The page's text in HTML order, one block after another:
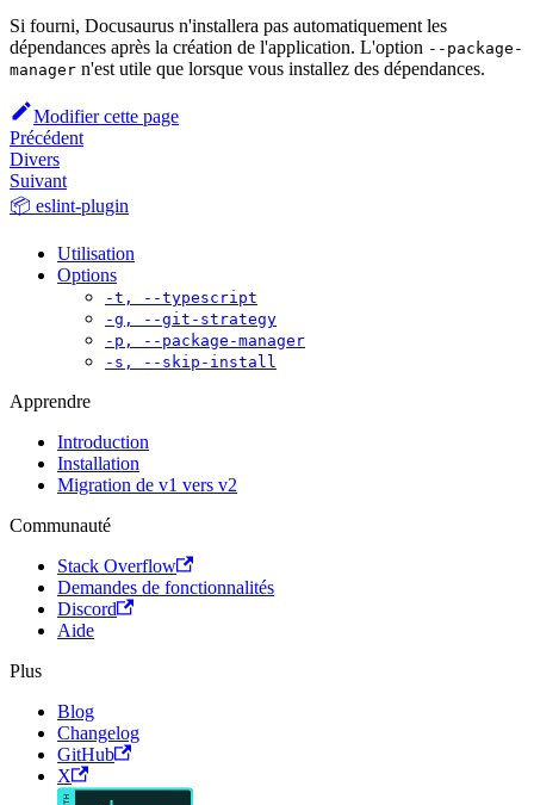
Si fourni, Docusaurus n'installera pas automatiquement les
dépendances après la création de l'application. L'option --package-
manager n'est utile que lorsque vous installez des dépendances.
Modifier cette page
Précédent
Divers
Suivant
📦 eslint-plugin
Utilisation
Options
-t, --typescript
-g, --git-strategy
-p, --package-manager
-s, --skip-install
Apprendre
Introduction
Installation
Migration de v1 vers v2
Communauté
Stack Overflow
Demandes de fonctionnalités
Discord
Aide
Plus
Blog
Changelog
GitHub
X